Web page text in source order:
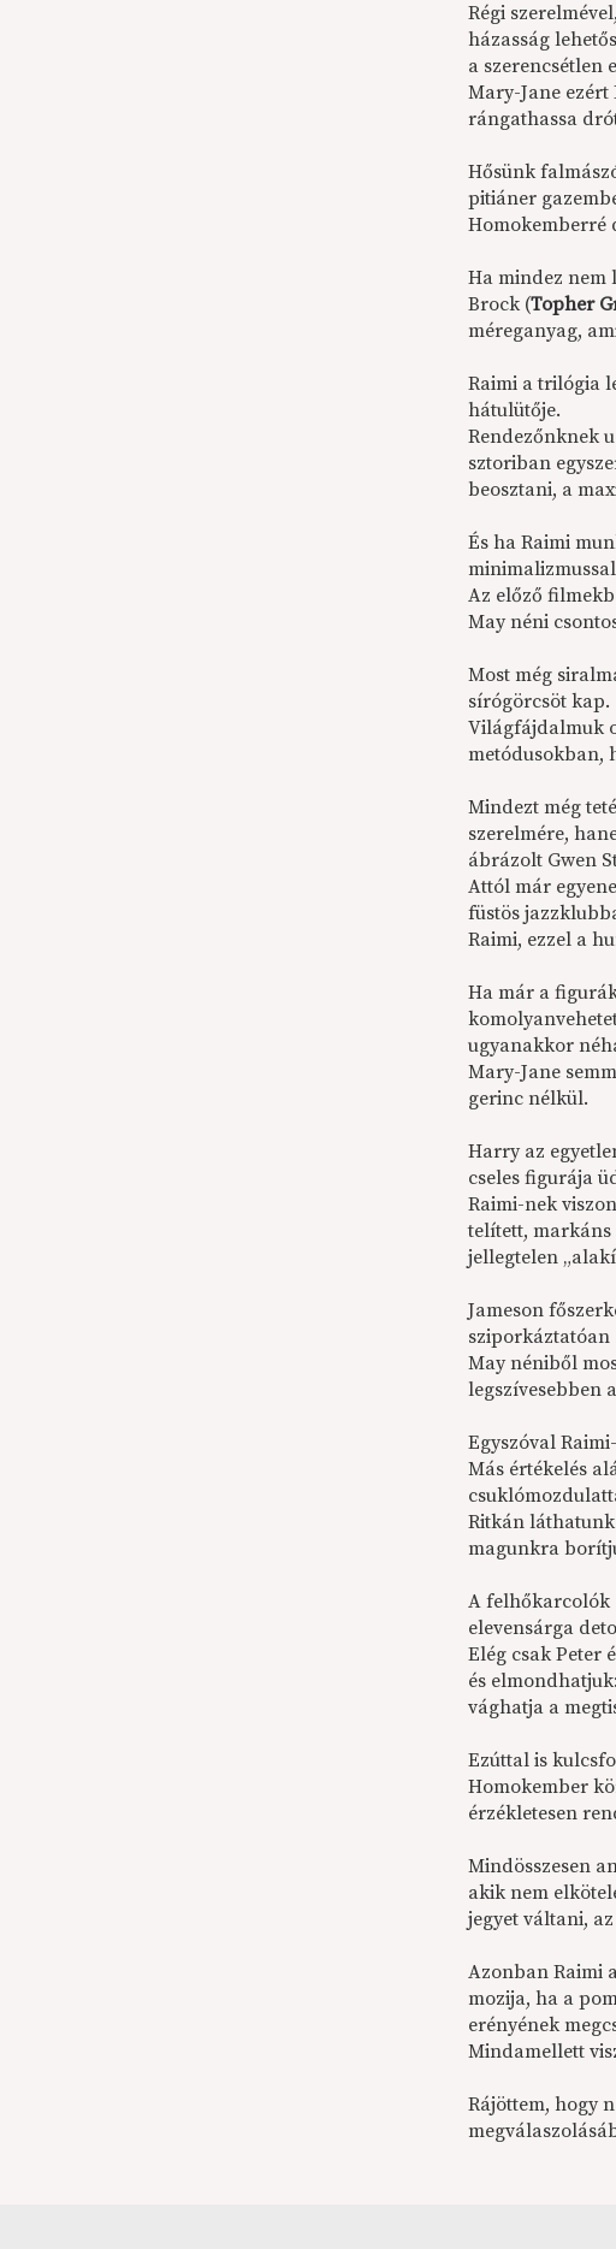
Régi
házasság
a szerencsétlen
Mary-Jane
rángathassa
Hősünk
pitiáner
Homokemberré
Ha mindez nem
Brock (Topher
méreganyag,
Raimi a trilógia
hátulütője.
Rendezőnknek
sztoriban
beosztani, a
És ha Raimi
Az előző
May néni
Most még
sírógörcsöt kap.
Világfájdalmuk
metódusokban,
Mindezt még
szerelmére,
ábrázolt Gwen
Attól már
füstös
Raimi, ezzel a
Ha már a
ugyanakkor
Mary-Jane
gerinc nélkül.
Harry az
cseles figurája
Raimi-nek
telített,
jellegtelen
Jameson
sziporkáztatóan
May néniből
legszívesebben
Egyszóval
Más értékelés
Ritkán
magunkra
A felhőkarcolók
elevensárga
Elég csak Peter
és
vághatja a
Ezúttal is
Homokember
érzékletesen
Mindösszesen
akik nem
jegyet váltani,
Azonban Raimi
mozija, ha a
erényének
Mindamellett
Rájöttem, hogy